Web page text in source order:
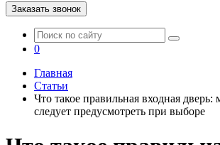
Заказать звонок
0
Главная
Статьи
Что такое правильная входная
следует предусмотреть при выборе